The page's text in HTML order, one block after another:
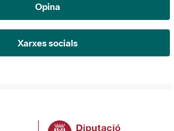
Opina
Xarxes socials